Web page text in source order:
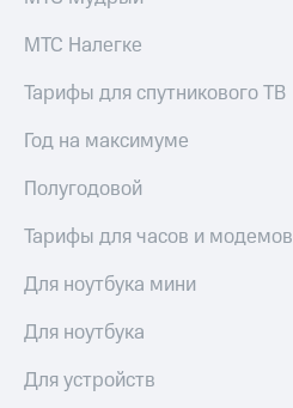
и не
только
и родителям
Здоровье
от МТС
Акции
Live
Гудок
Мой
приложения
Инвестиции
Получайте
доход
онлайн
Страхование
Покупка
МТС Налегке
Тарифы для спутникового ТВ
Год на максимуме
Полугодовой
Тарифы для часов и модемов
Для ноутбука мини
Для ноутбука
Для устройств